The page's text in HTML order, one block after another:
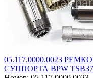
05.117.0000.0023
СУППОРТА BPW